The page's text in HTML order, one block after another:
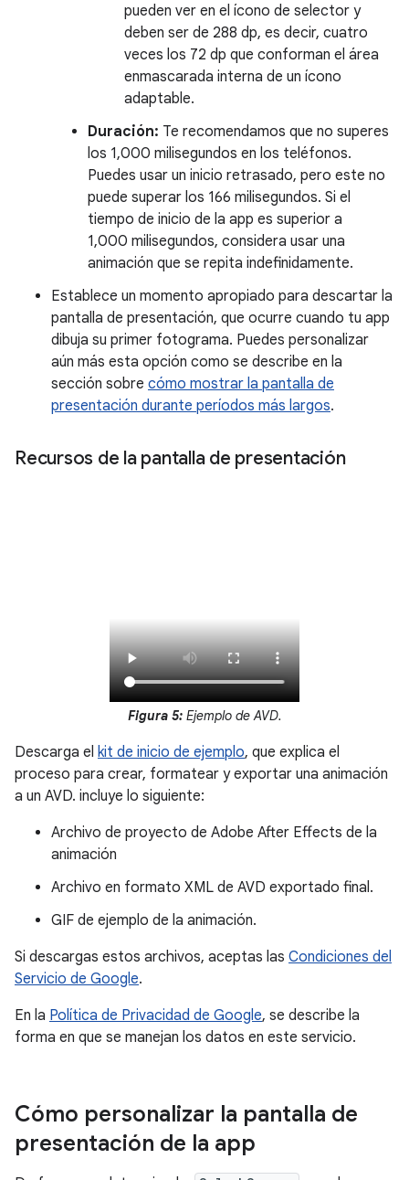
pueden ver en el ícono de selector y
deben ser de 288 dp, es decir, cuatro
veces los 72 dp que conforman el área
enmascarada interna de un ícono
adaptable.
Duración: Te recomendamos que no superes
los 1,000 milisegundos en los teléfonos.
Puedes usar un inicio retrasado, pero este no
puede superar los 166 milisegundos. Si el
tiempo de inicio de la app es superior a
1,000 milisegundos, considera usar una
animación que se repita indefinidamente.
Establece un momento apropiado para descartar la
pantalla de presentación, que ocurre cuando tu app
dibuja su primer fotograma. Puedes personalizar
aún más esta opción como se describe en la
sección sobre cómo mostrar la pantalla de
presentación durante períodos más largos.
Recursos de la pantalla de presentación
Figura 5:Ejemplo de AVD.
Descarga el kit de inicio de ejemplo, que explica el
proceso para crear, formatear y exportar una animación
a un AVD. incluye lo siguiente:
Archivo de proyecto de Adobe After Effects de la
animación
Archivo en formato XML de AVD exportado final.
GIF de ejemplo de la animación.
Si descargas estos archivos, aceptas las Condiciones del
Servicio de Google.
En la Política de Privacidad de Google, se describe la
forma en que se manejan los datos en este servicio.
Cómo personalizar la pantalla de
presentación de la app